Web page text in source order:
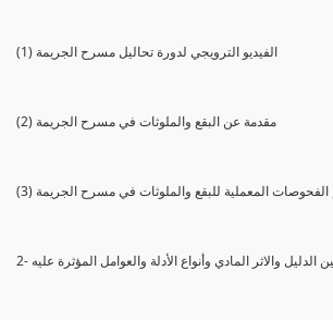
(1) الفيديو الترويجي لدورة تحاليل مسرح الجريمة
(2) مقدمة عن البقع والملوثات في مسرح الجريمة
الفحوصات المعملية للبقع والملوثات في مسرح الجريمة
الدليل والاثر المادي وأنواع الأدلة والعوامل المؤثرة عليه